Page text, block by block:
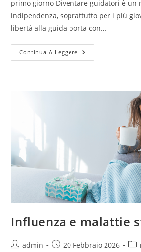
primo giorno Diventare guidatori è un
indipendenza, soprattutto per i più
libertà alla guida porta con…
Continua A Leggere
Influenza e malattie
admin 20 Febbraio 2026